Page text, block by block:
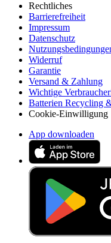
Rechtliches
Barrierefreiheit
Impressum
Datenschutz
Widerruf
Garantie
Versand & Zahlung
Wichtige
Batterien Recycling
Cookie-Einwilligung
App downloaden